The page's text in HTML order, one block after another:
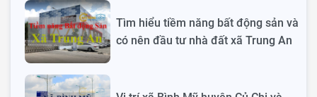
Tìm hiểu tiềm năng bất động sản và
có nên đầu tư nhà đất xã Trung An